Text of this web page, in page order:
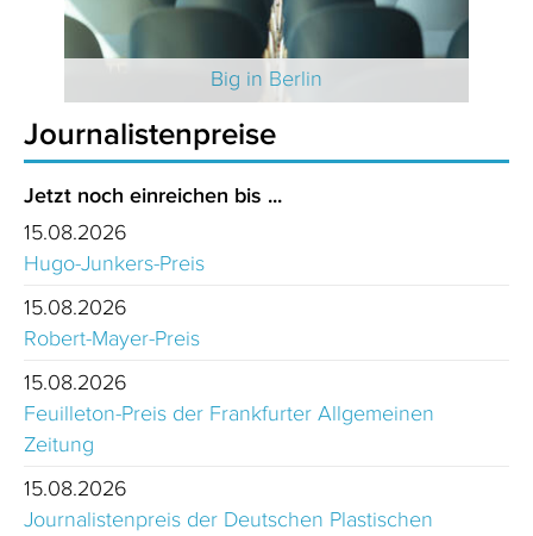
Big in Berlin
Journalistenpreise
Jetzt noch einreichen bis ...
15.08.2026
Hugo-Junkers-Preis
15.08.2026
Robert-Mayer-Preis
15.08.2026
Feuilleton-Preis der Frankfurter Allgemeinen
Zeitung
15.08.2026
Journalistenpreis der Deutschen Plastischen